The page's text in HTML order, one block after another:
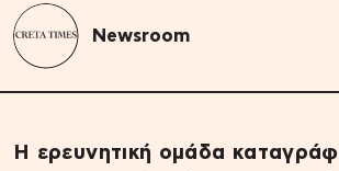
Newsroom
Η ερευνητική ομάδα